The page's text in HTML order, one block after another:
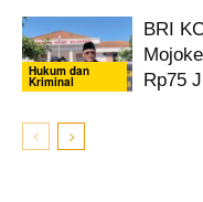
Hukum dan
Kriminal
BRI
Rp75